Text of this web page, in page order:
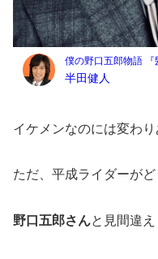
イケメンなのには変わり
ただ、平成ライダーがど
野口五郎さんと見間違え